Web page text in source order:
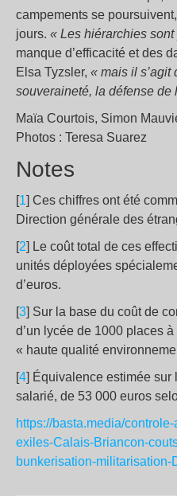
campements se
jours. « Les hiérarchies
manque d’efficacité et des
Elsa Tyzsler, « mais il s’agit
souveraineté, la défense de
Maïa Courtois, Simon
Photos : Teresa Suarez
Notes
[1] Ces chiffres ont été
Direction générale des
[2] Le coût total de ces
unités déployées
d’euros.
[3] Sur la base du coût de
d’un lycée de 1000 places
« haute qualité
[4] Équivalence estimée sur
salarié, de 53 000 euros
https://basta.media/
exiles-Calais-Briancon-
bunkerisation-militarisation-